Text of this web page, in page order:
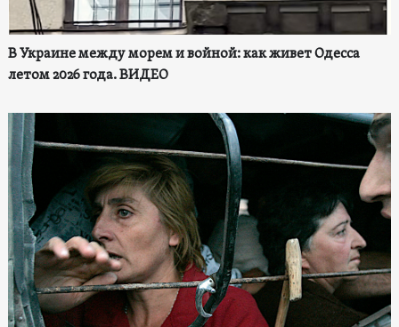
В Украине между морем и войной: как живет Одесса
летом 2026 года. ВИДЕО